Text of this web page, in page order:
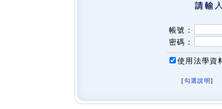
帳號：
密碼：
使用法學資
[勾選說明 ]